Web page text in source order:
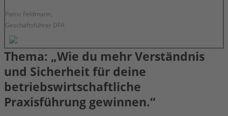
Patric Feldmann,
Geschäftsführer DFA
Thema: „Wie du mehr Verständnis
und Sicherheit für deine
betriebswirtschaftliche
Praxisführung gewinnen.“